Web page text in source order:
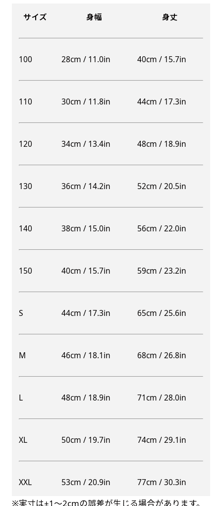
サイズ 身幅 身丈
100 28cm / 11.0in 40cm / 15.7in
110 30cm / 11.8in 44cm / 17.3in
120 34cm / 13.4in 48cm / 18.9in
130 36cm / 14.2in 52cm / 20.5in
140 38cm / 15.0in 56cm / 22.0in
150 40cm / 15.7in 59cm / 23.2in
S 44cm / 17.3in 65cm / 25.6in
M 46cm / 18.1in 68cm / 26.8in
L 48cm / 18.9in 71cm / 28.0in
XL 50cm / 19.7in 74cm / 29.1in
XXL 53cm / 20.9in 77cm / 30.3in
※実寸は±1〜2cmの誤差が生じる場合があります。